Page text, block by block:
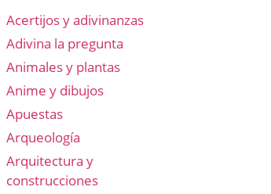
Acertijos y adivinanzas
Adivina la pregunta
Animales y plantas
Anime y dibujos
Apuestas
Arqueología
Arquitectura y
construcciones